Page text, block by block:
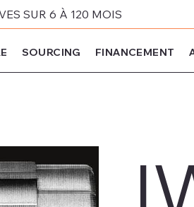
SUR 6 À 120 MOIS
SOURCING FINANCEMENT